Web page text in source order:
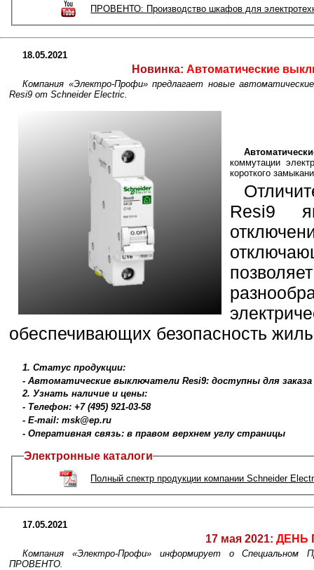
ПРОВЕНТО: Производство шкафов для
18.05.2021
Новинка: Автоматические
Компания «Электро-Профи» предлагает новые
Resi9 от Schneider Electric.
коммутации
короткого
Resi9
обеспечивающих безопасность
1. Статус продукции:
- Автоматические выключатели Resi9: доступны для
2. Узнать наличие и цены:
- Телефон: +7 (495) 921-03-58
- E-mail: msk@ep.ru
- Оперативная связь: в правом верхнем углу страницы
Электронные каталоги
Полный спектр продукции компании Schneider
17.05.2021
17 мая 2021: ДЕНЬ
Компания «Электро-Профи» информирует о
ПРОВЕНТО.